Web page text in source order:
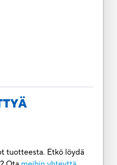
tuotteesta. Etkö löydä